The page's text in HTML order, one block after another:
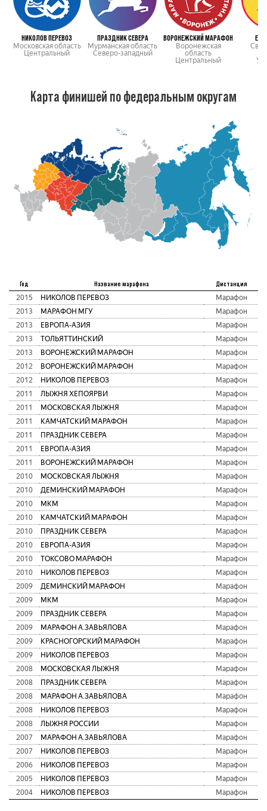
НИКОЛОВ ПЕРЕВОЗ
Московская область
Центральный
ПРАЗДНИК СЕВЕРА
Мурманская область
Северо-западный
ВОРОНЕЖСКИЙ МАРАФОН
Воронежская
область
Центральный
Карта финишей по федеральным округам
Год Название марафона Дистанция
2015 НИКОЛОВ ПЕРЕВОЗ
Марафон
2013
МАРАФОН МГУ
Марафон
2013
ЕВРОПА-АЗИЯ
Марафон
2013
ТОЛЬЯТТИНСКИЙ
Марафон
2013
ВОРОНЕЖСКИЙ МАРАФОН
Марафон
2012
ВОРОНЕЖСКИЙ МАРАФОН
Марафон
2012
НИКОЛОВ ПЕРЕВОЗ
Марафон
2011
ЛЫЖНЯ ХЕПОЯРВИ
Марафон
2011
МОСКОВСКАЯ ЛЫЖНЯ
Марафон
2011
КАМЧАТСКИЙ МАРАФОН
Марафон
2011
ПРАЗДНИК СЕВЕРА
Марафон
2011
ЕВРОПА-АЗИЯ
Марафон
2011
ВОРОНЕЖСКИЙ МАРАФОН
Марафон
2010
МОСКОВСКАЯ ЛЫЖНЯ
Марафон
2010
ДЕМИНСКИЙ МАРАФОН
Марафон
2010
МКМ
Марафон
2010
КАМЧАТСКИЙ МАРАФОН
Марафон
2010
ПРАЗДНИК СЕВЕРА
Марафон
2010
ЕВРОПА-АЗИЯ
Марафон
2010
ТОКСОВО МАРАФОН
Марафон
2010
НИКОЛОВ ПЕРЕВОЗ
Марафон
2009
ДЕМИНСКИЙ МАРАФОН
Марафон
2009
МКМ
Марафон
2009
ПРАЗДНИК СЕВЕРА
Марафон
2009
МАРАФОН А.ЗАВЬЯЛОВА
Марафон
2009
КРАСНОГОРСКИЙ МАРАФОН
Марафон
2009
НИКОЛОВ ПЕРЕВОЗ
Марафон
2008
МОСКОВСКАЯ ЛЫЖНЯ
Марафон
2008
ПРАЗДНИК СЕВЕРА
Марафон
2008
МАРАФОН А.ЗАВЬЯЛОВА
Марафон
2008
НИКОЛОВ ПЕРЕВОЗ
Марафон
2008
ЛЫЖНЯ РОССИИ
Марафон
2007
МАРАФОН А.ЗАВЬЯЛОВА
Марафон
2007
НИКОЛОВ ПЕРЕВОЗ
Марафон
2006
НИКОЛОВ ПЕРЕВОЗ
Марафон
2005
НИКОЛОВ ПЕРЕВОЗ
Марафон
2004
НИКОЛОВ ПЕРЕВОЗ Марафон